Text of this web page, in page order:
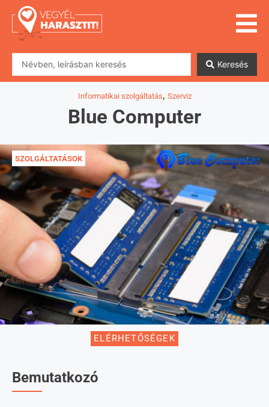
Keresés
Informatikai szolgáltatás, Szerviz
Blue Computer
ELÉRHETŐSÉGEK
SZOLGÁLTATÁSOK
Bemutatkozó